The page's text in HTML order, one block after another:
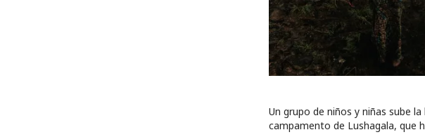
Un grupo de niños y niñas sube
campamento de Lushagala, que